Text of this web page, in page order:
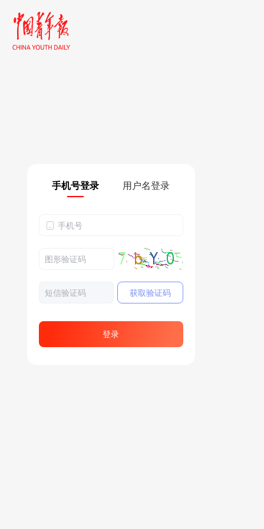
获取验证码
登录
手机号登录 用户名登录